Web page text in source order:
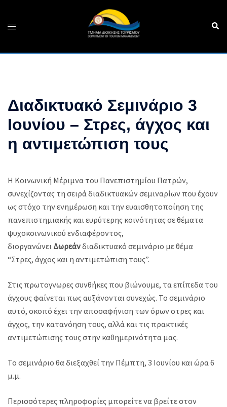
content
Toggle
Διαδικτυακό Σεμινάριο 3
Ιουνίου – Στρες, άγχος και
η αντιμετώπιση τους
Η Κοινωνική Μέριμνα του Πανεπιστημίου Πατρών,
συνεχίζοντας τη σειρά διαδικτυακών σεμιναρίων που έχουν
ως στόχο την ενημέρωση και την ευαισθητοποίηση της
πανεπιστημιακής και ευρύτερης κοινότητας σε θέματα
ψυχοκοινωνικού ενδιαφέροντος,
διοργανώνει Δωρεάνδιαδικτυακό σεμινάριο με θέμα
“Στρες, άγχος και η αντιμετώπιση τους”.
Στις πρωτογνωρες συνθήκες που βιώνουμε, τα επίπεδα του
άγχους φαίνεται πως αυξάνονται συνεχώς. Το σεμινάριο
αυτό, σκοπό έχει την αποσαφήνιση των όρων στρες και
άγχος, την κατανόηση τους, αλλά και τις πρακτικές
αντιμετώπισης τους στην καθημερινότητα μας.
Το σεμινάριο θα διεξαχθεί την Πέμπτη, 3 Ιουνίου και ώρα 6
μ.μ.
Περισσότερες πληροφορίες μπορείτε να βρείτε στον